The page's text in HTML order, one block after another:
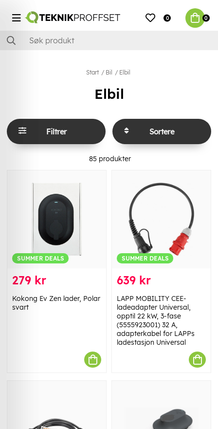
0 0
Start Bil Elbil
Elbil
Filtrer Sortere
85 produkter
SUMMER DEALS
279 kr
Kokong Ev Zen lader, Polar
svart
SUMMER DEALS
639 kr
LAPP MOBILITY CEE-
ladeadapter Universal,
opptil 22 kW, 3-fase
(5555923001) 32 A,
adapterkabel for LAPPs
ladestasjon Universal